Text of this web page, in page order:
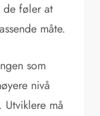
de føler at
måte.
som
nivå
må